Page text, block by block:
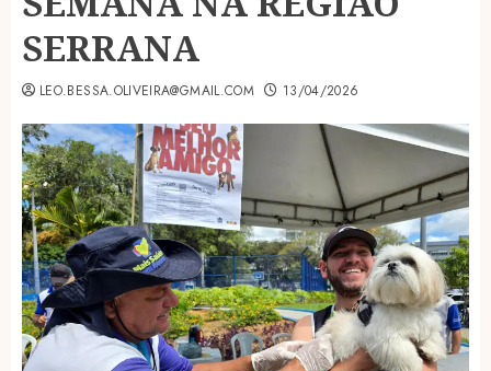
SERRANA
LEO.BESSA.OLIVEIRA@GMAIL.COM 13/04/2026